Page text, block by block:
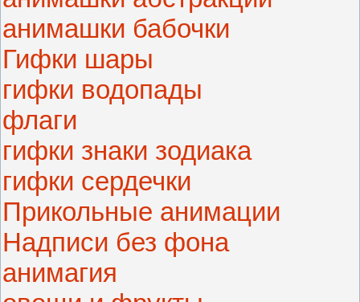
анимашки бабочки
Гифки шары
гифки водопады
флаги
гифки знаки зодиака
гифки сердечки
Прикольные анимации
Надписи без фона
анимагия